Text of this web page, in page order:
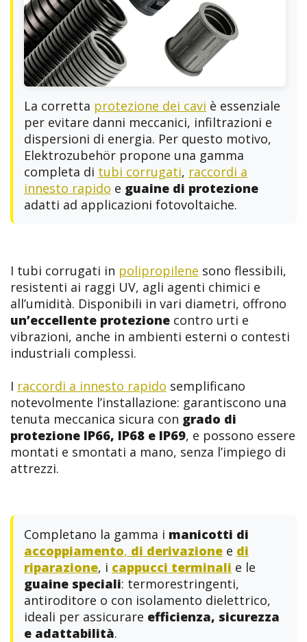
La corretta protezione dei cavi è essenziale
per evitare danni meccanici, infiltrazioni e
dispersioni di energia. Per questo motivo,
Elektrozubehör propone una gamma
completa di tubi corrugati, raccordi a
innesto rapido e guaine di protezione
adatti ad applicazioni fotovoltaiche.
I tubi corrugati in polipropilene sono flessibili,
resistenti ai raggi UV, agli agenti chimici e
all’umidità. Disponibili in vari diametri, offrono
un’eccellente protezione contro urti e
vibrazioni, anche in ambienti esterni o contesti
industriali complessi.
I raccordi a innesto rapido semplificano
notevolmente l’installazione: garantiscono una
tenuta meccanica sicura con grado di
protezione IP66, IP68 e IP69, e possono essere
montati e smontati a mano, senza l’impiego di
attrezzi.
Completano la gamma i manicotti di
accoppiamento, di derivazione e di
riparazione, i cappucci terminali e le
guaine speciali: termorestringenti,
antiroditore o con isolamento dielettrico,
ideali per assicurare efficienza, sicurezza
e adattabilità.